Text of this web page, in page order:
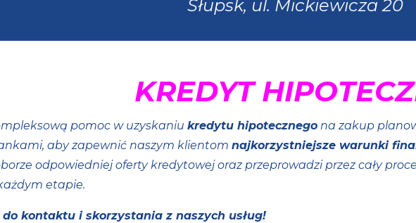
Słupsk, ul. Mickiewicza 20
KREDYT
pomoc w uzyskaniu kredytu hipotecznegona zakup
aby zapewnić naszym klientom najkorzystniejsze warunki
odpowiedniej oferty kredytowej oraz przeprowadzi przez cały
etapie.
kontaktu i skorzystania z naszych usług!